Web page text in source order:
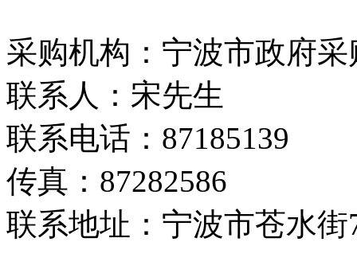
采购机构：宁波市政府采
联系人：宋先生
联系电话：87185139
传真：87282586
联系地址：宁波市苍水